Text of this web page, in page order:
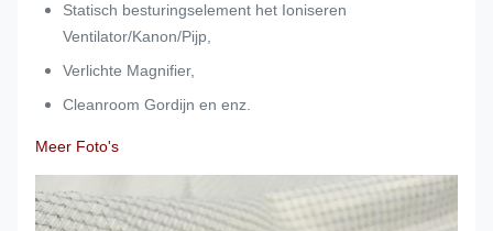
Statisch besturingselement het Ioniseren
Ventilator/Kanon/Pijp,
Verlichte Magnifier,
Cleanroom Gordijn en enz.
Meer Foto's